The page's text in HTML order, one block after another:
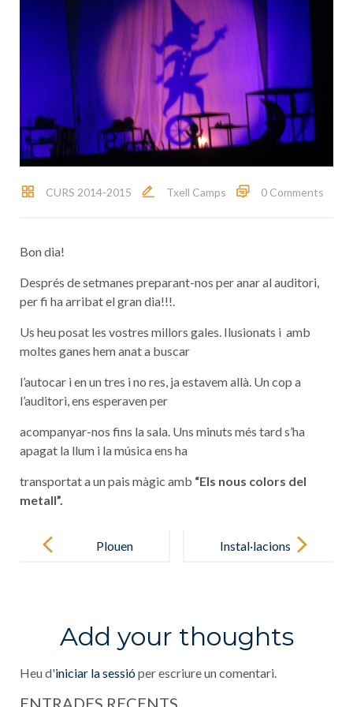
CURS 2014-2015 Txell Camps 0 Comments
Bon dia!
Després de setmanes preparant-nos per anar al auditori,
per fi ha arribat el gran dia!!!.
Us heu posat les vostres millors gales. Ilusionats i amb
moltes ganes hem anat a buscar
l’autocar i en un tres i no res, ja estavem allà. Un cop a
l’auditori, ens esperaven per
acompanyar-nos fins la sala. Uns minuts més tard s’ha
apagat la llum i la música ens ha
transportat a un pais màgic amb “Els nous colors del
metall”.
navigation
Plouen
Instal·lacions
Add your thoughts
Heu d'iniciar la sessióper escriure un comentari.
ENTRADES RECENTS